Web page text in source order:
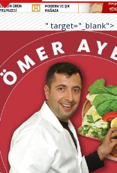
" target="_blank">